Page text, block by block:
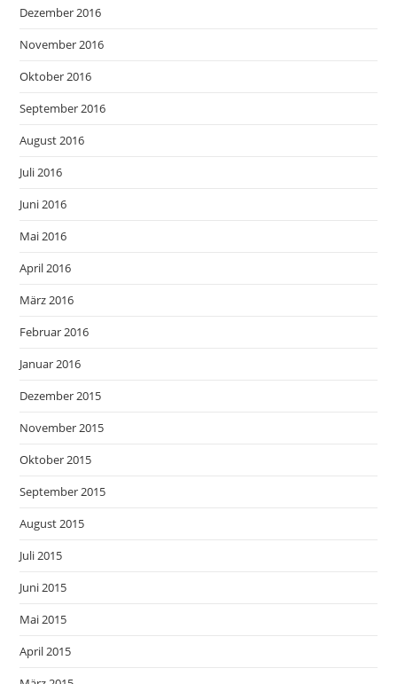
Dezember 2016
November 2016
Oktober 2016
September 2016
August 2016
Juli 2016
Juni 2016
Mai 2016
April 2016
März 2016
Februar 2016
Januar 2016
Dezember 2015
November 2015
Oktober 2015
September 2015
August 2015
Juli 2015
Juni 2015
Mai 2015
April 2015